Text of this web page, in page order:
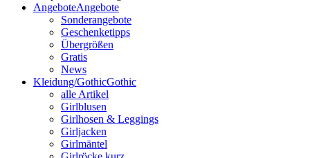
AngeboteAngebote
Sonderangebote
Geschenketipps
Übergrößen
Gratis
News
Kleidung/GothicGothic
alle Artikel
Girlblusen
Girlhosen & Leggings
Girljacken
Girlmäntel